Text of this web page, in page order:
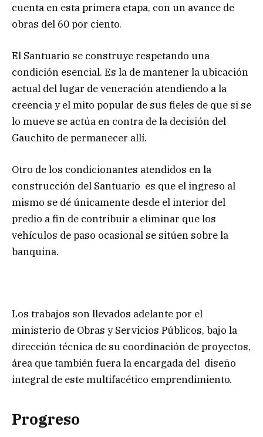
cuenta en esta primera etapa, con un avance de
obras del 60 por ciento.
El Santuario se construye respetando una
condición esencial. Es la de mantener la ubicación
actual del lugar de veneración atendiendo a la
creencia y el mito popular de sus fieles de que si se
lo mueve se actúa en contra de la decisión del
Gauchito de permanecer allí.
Otro de los condicionantes atendidos en la
construcción del Santuario es que el ingreso al
mismo se dé únicamente desde el interior del
predio a fin de contribuir a eliminar que los
vehículos de paso ocasional se sitúen sobre la
banquina.
Los trabajos son llevados adelante por el
ministerio de Obras y Servicios Públicos, bajo la
dirección técnica de su coordinación de proyectos,
área que también fuera la encargada del diseño
integral de este multifacético emprendimiento.
Progreso